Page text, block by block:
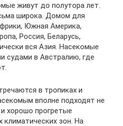
живут до полутора лет.
широка. Домом для
Южная Америка,
Россия, Беларусь,
вся Азия. Насекомые
судами в Австралию, где
в тропиках и
вполне подходят не
хорошо прогретые
климатических зон. На